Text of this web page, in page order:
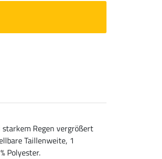
Regen vergrößert
Taillenweite, 1
Polyester.